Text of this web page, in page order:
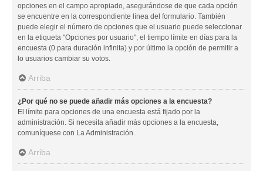
opciones en el campo apropiado, asegurándose de que cada opción
se encuentre en la correspondiente línea del formulario. También
puede elegir el número de opciones que el usuario puede seleccionar
en la etiqueta "Opciones por usuario", el tiempo límite en días para la
encuesta (0 para duración infinita) y por último la opción de permitir a
lo usuarios cambiar su votos.
Arriba
¿Por qué no se puede añadir más opciones a la encuesta?
El límite para opciones de una encuesta está fijado por la
administración. Si necesita añadir más opciones a la encuesta,
comuníquese con La Administración.
Arriba